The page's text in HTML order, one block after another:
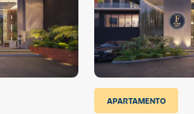
APARTAMENTO